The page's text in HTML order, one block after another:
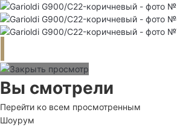
Вы смотрели
Перейти ко всем просмотренным
Шоурум